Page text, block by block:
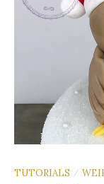
TUTORIALS /